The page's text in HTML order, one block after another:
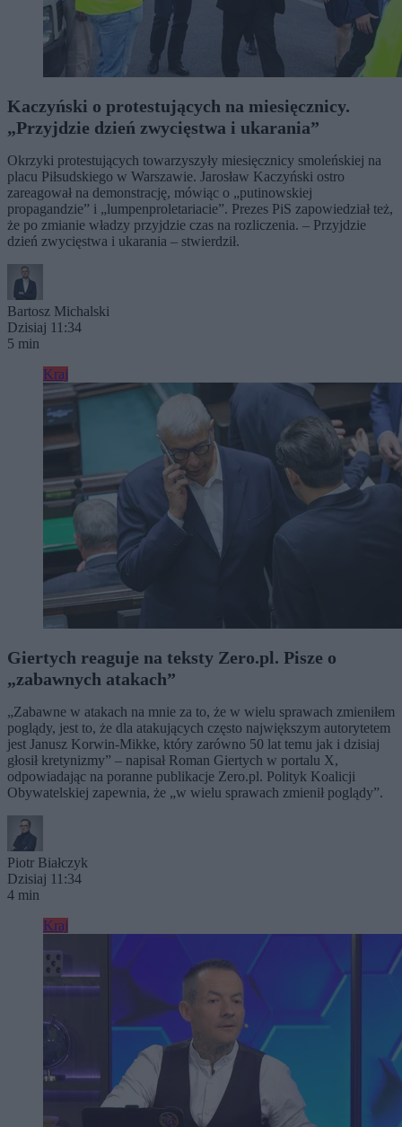
Kaczyński o protestujących na miesięcznicy.
„Przyjdzie dzień zwycięstwa i ukarania”
Okrzyki protestujących towarzyszyły miesięcznicy smoleńskiej na
placu Piłsudskiego w Warszawie. Jarosław Kaczyński ostro
zareagował na demonstrację, mówiąc o „putinowskiej
propagandzie” i „lumpenproletariacie”. Prezes PiS zapowiedział też,
że po zmianie władzy przyjdzie czas na rozliczenia. – Przyjdzie
dzień zwycięstwa i ukarania – stwierdził.
Bartosz Michalski
Dzisiaj 11:34
5 min
Kraj
Giertych reaguje na teksty Zero.pl. Pisze o
„zabawnych atakach”
„Zabawne w atakach na mnie za to, że w wielu sprawach zmieniłem
poglądy, jest to, że dla atakujących często największym autorytetem
jest Janusz Korwin-Mikke, który zarówno 50 lat temu jak i dzisiaj
głosił kretynizmy” – napisał Roman Giertych w portalu X,
odpowiadając na poranne publikacje Zero.pl. Polityk Koalicji
Obywatelskiej zapewnia, że „w wielu sprawach zmienił poglądy”.
Piotr Białczyk
Dzisiaj 11:34
4 min
Kraj